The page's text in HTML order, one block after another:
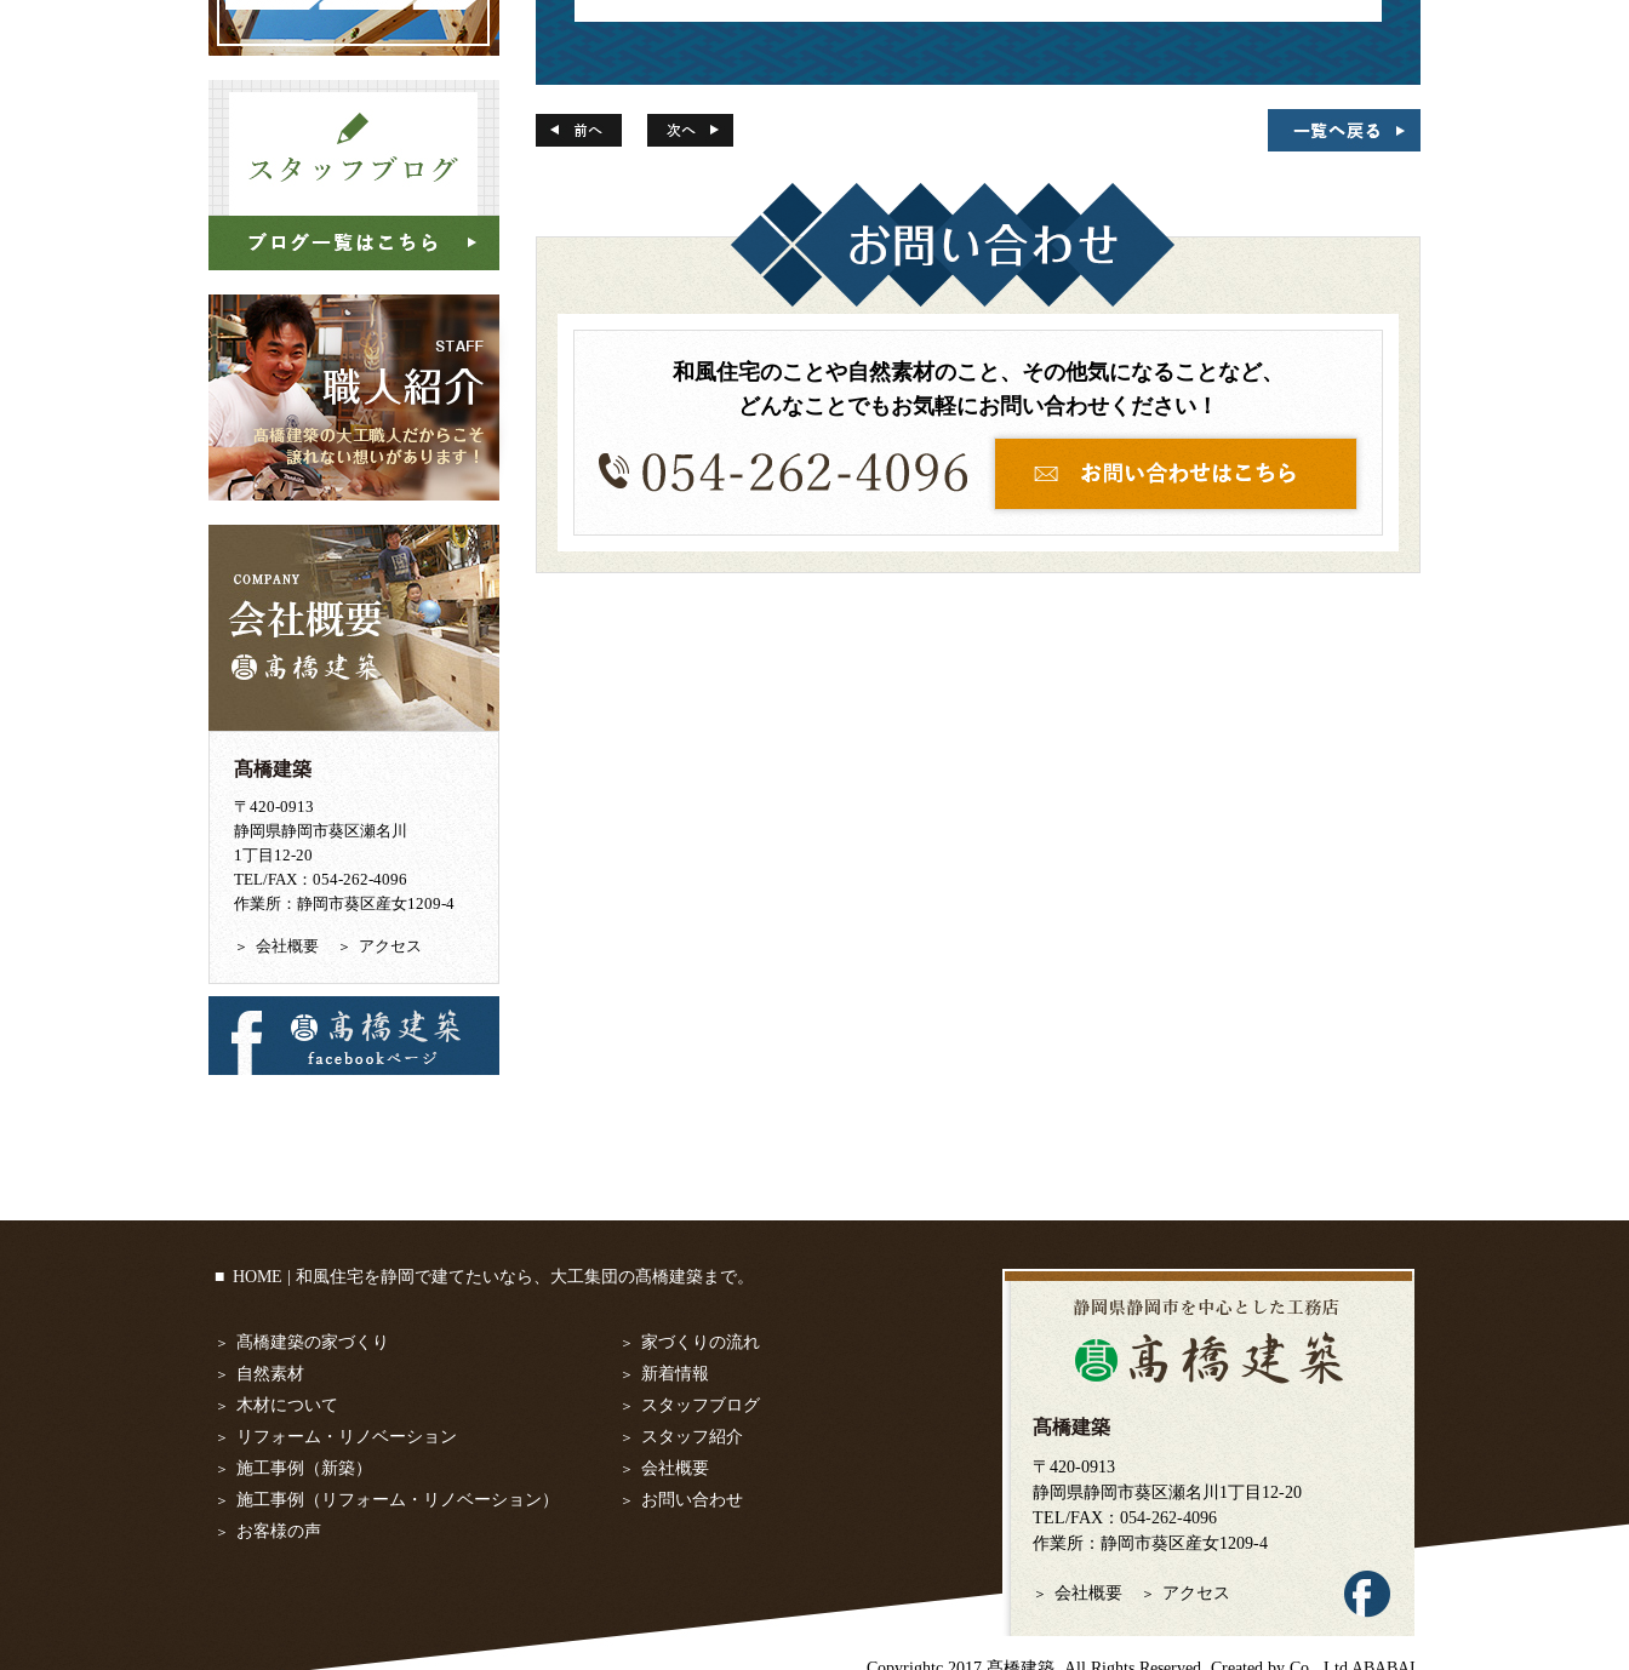
髙橋建築
〒420-0913
静岡県静岡市葵区瀬名川
1丁目12-20
TEL/FAX：054-262-4096
作業所：静岡市葵区産女1209-4
会社概要 アクセス
和風住宅のことや自然素材のこと、その他気になることなど、
どんなことでもお気軽にお問い合わせください！
HOME | 和風住宅を静岡で建てたいなら、大工集団の髙橋建築まで。
髙橋建築の家づくり
自然素材
木材について
リフォーム・リノベーション
施工事例（新築）
施工事例（リフォーム・リノベーション）
お客様の声
家づくりの流れ
新着情報
スタッフブログ
スタッフ紹介
会社概要
お問い合わせ
髙橋建築
〒420-0913
静岡県静岡市葵区瀬名川1丁目12-20
TEL/FAX： 054-262-4096
作業所：静岡市葵区産女1209-4
会社概要 アクセス